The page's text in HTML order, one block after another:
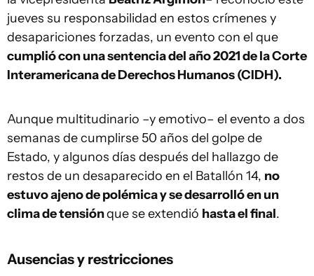
jueves su responsabilidad en estos crímenes y
desapariciones forzadas, un evento con el que
cumplió con una sentencia del año 2021 de la Corte
Interamericana de Derechos Humanos (CIDH).
Aunque multitudinario –y emotivo– el evento a dos
semanas de cumplirse 50 años del golpe de
Estado, y algunos días después del hallazgo de
restos de un desaparecido en el Batallón 14, no
estuvo ajeno de polémica y se desarrolló en un
clima de tensiónque se extendió hasta el final.
Ausencias y restricciones